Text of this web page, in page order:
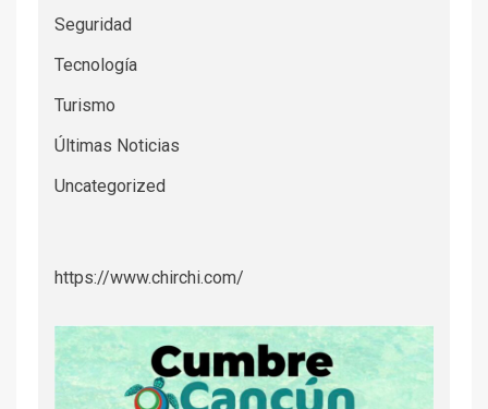
Seguridad
Tecnología
Turismo
Últimas Noticias
Uncategorized
https://www.chirchi.com/